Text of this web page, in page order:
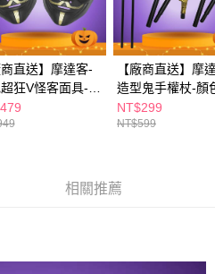
款，方視為交易完成。
刻繳費，但若您需要取消訂單，請聯絡
之訂單仍視為有效，需透過AFTEE先享
付 」之結帳頁面顯示為準，若有關於
等相關疑問，請聯繫「AFTEE先享後付
support/home
商直送】摩達客-
狂V怪客面具-2
【廠商直送】摩
造型鬼手權杖-顏
機出貨
NT$299
NT$599
相關推薦